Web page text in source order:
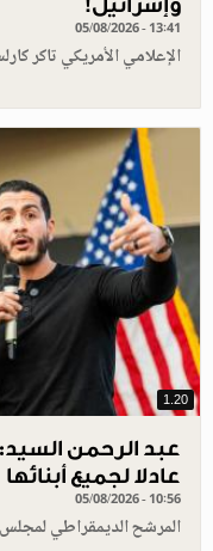
05/08/2026 - 13:41
الإعلامي الأمريكي تاكر
1.20
عبد الرحمن
عادلا لجميع أبنائها
05/08/2026 - 10:56
المرشح الديمقراطي